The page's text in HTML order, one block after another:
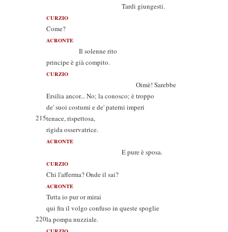
Tardi giungesti.
CURZIO
Come?
ACRONTE
Il solenne rito
principe è già compito.
CURZIO
Oimè! Sarebbe
Ersilia ancor... No; la conosco; è troppo
de' suoi costumi e de' paterni imperi
215tenace, rispettosa,
rigida osservatrice.
ACRONTE
E pure è sposa.
CURZIO
Chi l'afferma? Onde il sai?
ACRONTE
Tutta io pur or mirai
qui fra il volgo confuso in queste spoglie
220la pompa nuzziale.